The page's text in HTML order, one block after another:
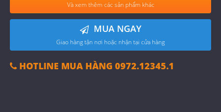
Và xem thêm các sản phẩm khác
MUA NGAY
Giao hàng tận nơi hoặc nhận tại cửa hàng
HOTLINE MUA HÀNG 0972.12345.1